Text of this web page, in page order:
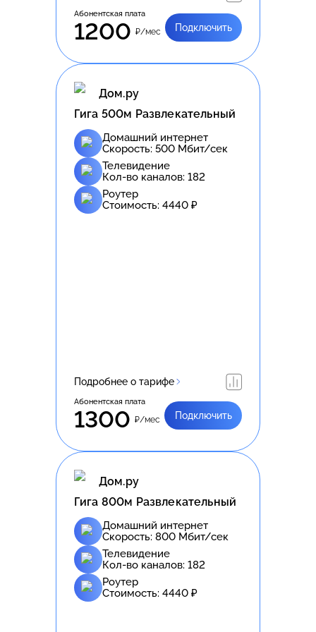
Абонентская плата
1200 ₽/мес Подключить
Дом.ру
Гига 500м Развлекательный
Домашний интернет
Скорость: 500 Мбит/сек
Телевидение
Кол-во каналов: 182
Роутер
Стоимость: 4440 ₽
Подробнее о тарифе
Абонентская плата
1300 ₽/мес Подключить
Дом.ру
Гига 800м Развлекательный
Домашний интернет
Скорость: 800 Мбит/сек
Телевидение
Кол-во каналов: 182
Роутер
Стоимость: 4440 ₽